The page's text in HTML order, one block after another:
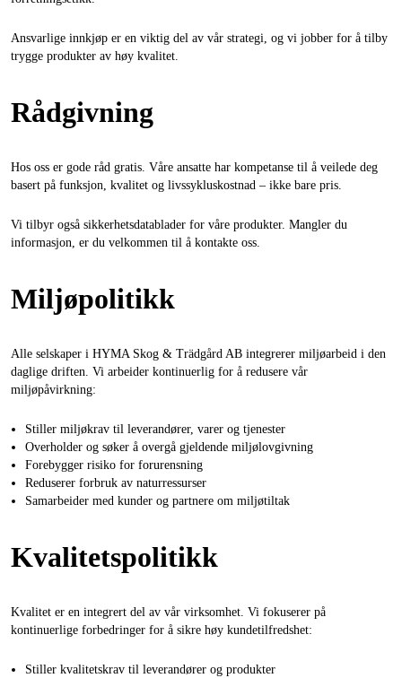
Ansvarlige innkjøp er en viktig del av vår strategi, og vi jobber for å tilby
trygge produkter av høy kvalitet.
Rådgivning
Hos oss er gode råd gratis. Våre ansatte har kompetanse til å veilede deg
basert på funksjon, kvalitet og livssykluskostnad – ikke bare pris.
Vi tilbyr også sikkerhetsdatablader for våre produkter. Mangler du
informasjon, er du velkommen til å kontakte oss.
Miljøpolitikk
Alle selskaper i HYMA Skog & Trädgård AB integrerer miljøarbeid i den
daglige driften. Vi arbeider kontinuerlig for å redusere vår
miljøpåvirkning:
Stiller miljøkrav til leverandører, varer og tjenester
Overholder og søker å overgå gjeldende miljølovgivning
Forebygger risiko for forurensning
Reduserer forbruk av naturressurser
Samarbeider med kunder og partnere om miljøtiltak
Kvalitetspolitikk
Kvalitet er en integrert del av vår virksomhet. Vi fokuserer på
kontinuerlige forbedringer for å sikre høy kundetilfredshet:
Stiller kvalitetskrav til leverandører og produkter